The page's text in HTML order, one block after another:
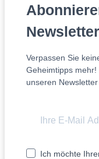
Verpassen Sie
Geheimtipps
unseren Newsletter
Ich möchte